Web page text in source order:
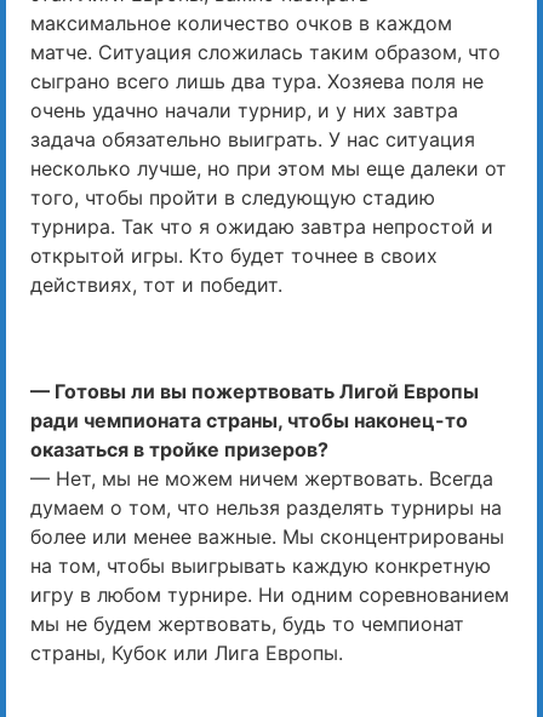
максимальное количество очков в каждом
матче. Ситуация сложилась таким образом, что
сыграно всего лишь два тура. Хозяева поля не
очень удачно начали турнир, и у них завтра
задача обязательно выиграть. У нас ситуация
несколько лучше, но при этом мы еще далеки от
того, чтобы пройти в следующую стадию
турнира. Так что я ожидаю завтра непростой и
открытой игры. Кто будет точнее в своих
действиях, тот и победит.
— Готовы ли вы пожертвовать Лигой Европы
ради чемпионата страны, чтобы наконец-то
оказаться в тройке призеров?
— Нет, мы не можем ничем жертвовать. Всегда
думаем о том, что нельзя разделять турниры на
более или менее важные. Мы сконцентрированы
на том, чтобы выигрывать каждую конкретную
игру в любом турнире. Ни одним соревнованием
мы не будем жертвовать, будь то чемпионат
страны, Кубок или Лига Европы.